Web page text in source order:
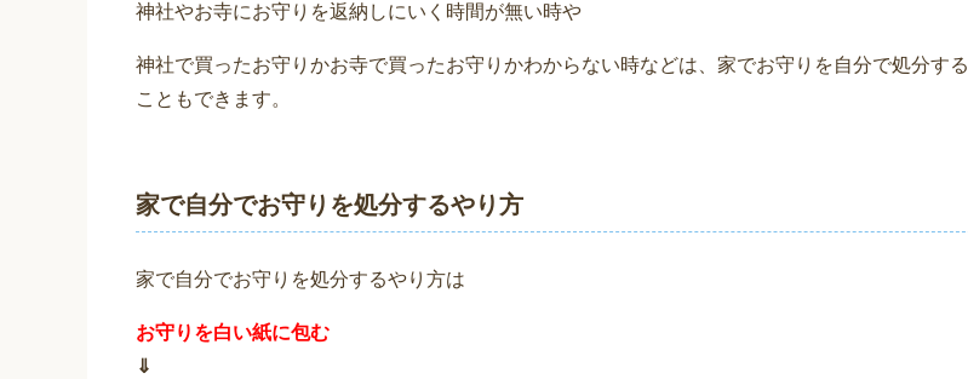
神社やお寺にお守りを返納しにいく時間が無い時や
神社で買ったお守りかお寺で買ったお守りかわからない時などは、家でお守りを自分で処分する
こともできます。
家で自分でお守りを処分するやり方
家で自分でお守りを処分するやり方は
お守りを白い紙に包む
⇓